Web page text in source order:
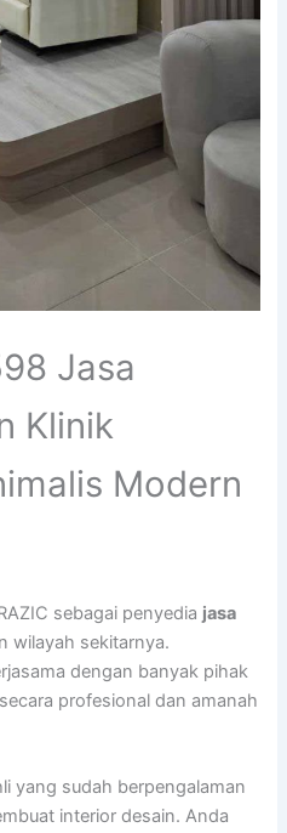
Jasa
Klinik
Modern
sebagai penyedia jasa
wilayah sekitarnya.
dengan banyak pihak
profesional dan amanah
yang sudah berpengalaman
interior desain. Anda